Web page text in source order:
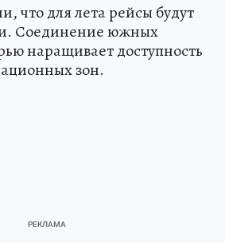
что для лета рейсы будут
Соединение южных
наращивает доступность
зон.